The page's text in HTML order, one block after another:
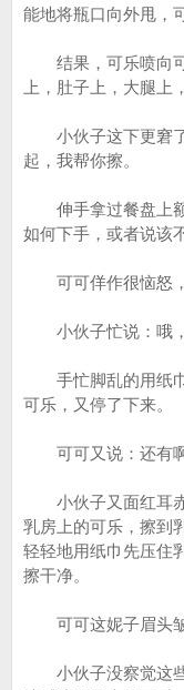
能地将瓶口向外甩，
结果，可乐喷向可
上，肚子上，大腿上
小伙子这下更窘了
起，我帮你擦。
伸手拿过餐盘上额
如何下手，或者说该
可可佯作很恼怒，
小伙子忙说：哦，
手忙脚乱的用纸巾
可乐，又停了下来。
可可又说：还有啊
小伙子又面红耳赤
乳房上的可乐，擦到
轻轻地用纸巾先压住
擦干净。
可可这妮子眉头皱
小伙子没察觉这些